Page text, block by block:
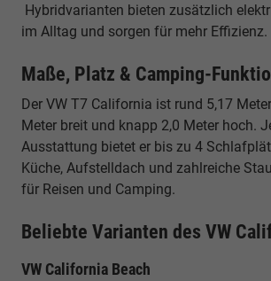
Hybridvarianten bieten zusätzlich
im Alltag und sorgen für mehr Effizienz.
Maße, Platz & Camping-
Der VW T7 California ist rund 5,17
Meter breit und knapp 2,0 Meter hoch.
Ausstattung bietet er bis zu 4
Küche, Aufstelldach und zahlreiche
für Reisen und Camping.
Beliebte Varianten des VW
VW California Beach